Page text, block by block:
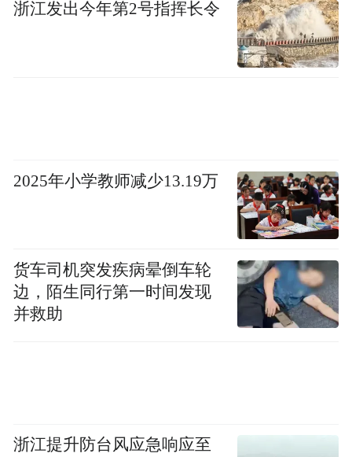
管疾病救治领域技术创新取得新突破。
【通讯员：韩辉 翟纯刚 崔子昂】
Notice: The content above (including the videos,
pictures and audios if any) is uploaded and posted
by the user of Dafeng Hao, which is a social media
platform and merely provides information storage
浙江发出今年第2号指挥长令
2025年小学教师减少13.19万
货车司机突发疾病晕倒车轮
边，陌生同行第一时间发现
并救助
浙江提升防台风应急响应至